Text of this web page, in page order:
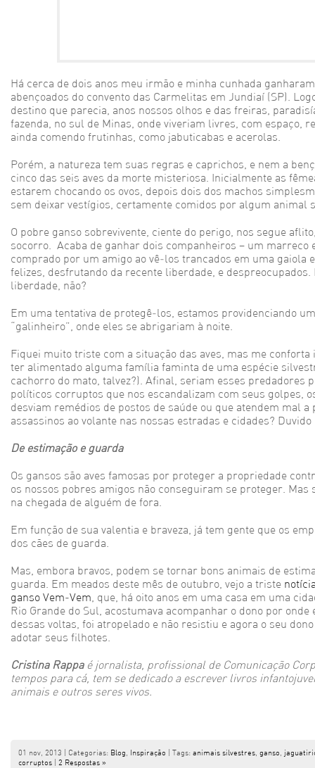
Há cerca de dois anos meu irmão e minha cunhada
abençoados do convento das Carmelitas em Jundiaí (SP).
destino que parecia, anos nossos olhos e das freiras,
fazenda, no sul de Minas, onde viveriam livres, com espaço,
ainda comendo frutinhas, como jabuticabas e acerolas.
Porém, a natureza tem suas regras e caprichos, e nem a
cinco das seis aves da morte misteriosa. Inicialmente as
estarem chocando os ovos, depois dois dos machos
sem deixar vestígios, certamente comidos por algum animal
O pobre ganso sobrevivente, ciente do perigo, nos segue
socorro. Acaba de ganhar dois companheiros – um marreco
comprado por um amigo ao vê-los trancados em uma gaiola
felizes, desfrutando da recente liberdade, e despreocupados.
liberdade, não?
Em uma tentativa de protegê-los, estamos providenciando
“galinheiro”, onde eles se abrigariam à noite.
Fiquei muito triste com a situação das aves, mas me
ter alimentado alguma família faminta de uma espécie
cachorro do mato, talvez?). Afinal, seriam esses predadores
políticos corruptos que nos escandalizam com seus golpes,
desviam remédios de postos de saúde ou que atendem mal a
assassinos ao volante nas nossas estradas e cidades?
De estimação e guarda
Os gansos são aves famosas por proteger a propriedade
os nossos pobres amigos não conseguiram se proteger.
na chegada de alguém de fora.
Em função de sua valentia e braveza, já tem gente que os
dos cães de guarda.
Mas, embora bravos, podem se tornar bons animais de
guarda. Em meados deste mês de outubro, vejo a triste
ganso Vem-Vem, que, há oito anos em uma casa em uma
Rio Grande do Sul, acostumava acompanhar o dono por onde
dessas voltas, foi atropelado e não resistiu e agora o seu
adotar seus filhotes.
Cristina Rappaé jornalista, profissional de Comunicação
tempos para cá, tem se dedicado a escrever livros
animais e outros seres vivos.
01 nov, 2013 | Categorias: Blog, Inspiração | Tags: animais silvestres, ganso,
corruptos
2 Respostas »